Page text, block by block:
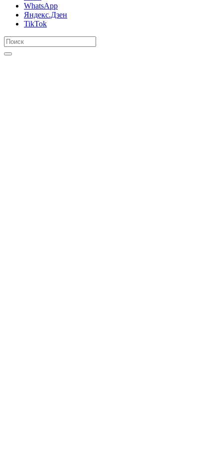
WhatsApp
Яндекс.Дзен
TikTok